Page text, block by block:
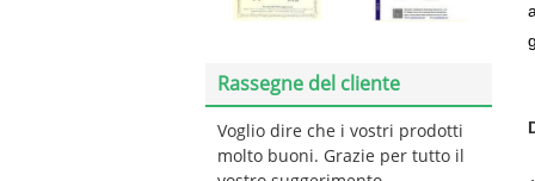
Rassegne del cliente
Voglio dire che i vostri prodotti
molto buoni. Grazie per tutto il